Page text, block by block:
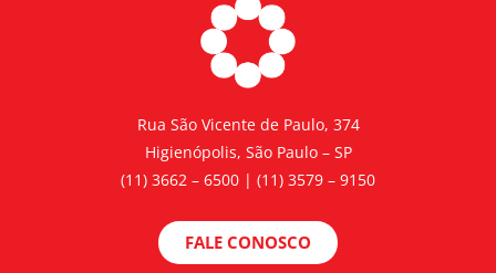
Rua São Vicente de Paulo, 374
Higienópolis, São Paulo – SP
(11) 3662 – 6500 | (11) 3579 – 9150
FALE CONOSCO